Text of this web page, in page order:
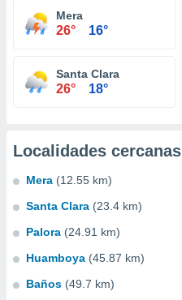
Mera
26° 16°
Santa Clara
26° 18°
Localidades cercanas
Mera (12.55 km)
Santa Clara (23.4 km)
Palora (24.91 km)
Huamboya (45.87 km)
Baños (49.7 km)